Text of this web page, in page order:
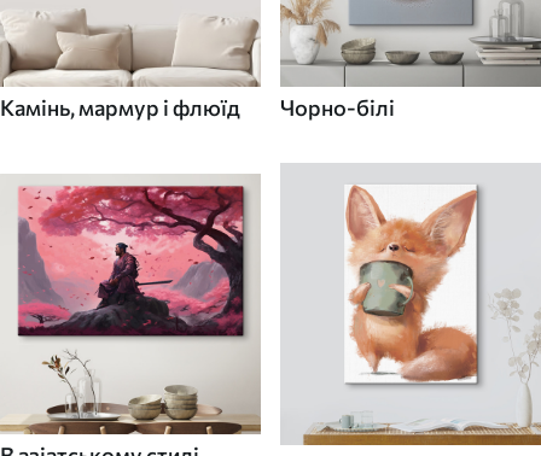
Камінь, мармур і флюїд Чорно-білі